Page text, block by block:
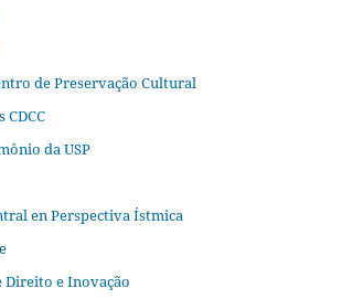
de Preservação Cultural
da USP
en Perspectiva Ístmica
Direito e Inovação